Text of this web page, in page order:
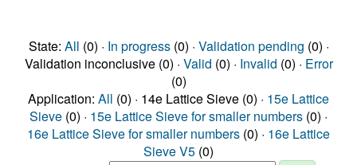
State: All (0) · In progress(0) · Validation pending (0) ·
Validation inconclusive (0) · Valid (0) · Invalid (0) · Error
(0)
Application: All (0) · 14e Lattice Sieve (0) · 15e Lattice
Sieve (0) · 15e Lattice Sieve for smaller numbers (0) ·
16e Lattice Sieve for smaller numbers (0) · 16e Lattice
Sieve V5 (0)